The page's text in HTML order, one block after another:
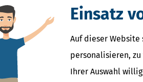
Einsatz
Auf dieser Website
personalisieren,
Ihrer Auswahl
für den Erfolg eines
werden. Dabei sind nicht nur
und letztlich auch die Höhe der mit
bestehen auch für ausschließlich in
Gesichtspunkten die